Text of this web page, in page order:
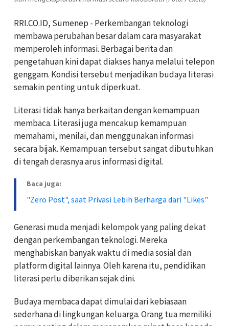
RRI.CO.ID, Sumenep - Perkembangan teknologi
membawa perubahan besar dalam cara masyarakat
memperoleh informasi. Berbagai berita dan
pengetahuan kini dapat diakses hanya melalui telepon
genggam. Kondisi tersebut menjadikan budaya literasi
semakin penting untuk diperkuat.
Literasi tidak hanya berkaitan dengan kemampuan
membaca. Literasi juga mencakup kemampuan
memahami, menilai, dan menggunakan informasi
secara bijak. Kemampuan tersebut sangat dibutuhkan
di tengah derasnya arus informasi digital.
Baca juga:
"Zero Post", saat Privasi Lebih Berharga dari "Likes"
Generasi muda menjadi kelompok yang paling dekat
dengan perkembangan teknologi. Mereka
menghabiskan banyak waktu di media sosial dan
platform digital lainnya. Oleh karena itu, pendidikan
literasi perlu diberikan sejak dini.
Budaya membaca dapat dimulai dari kebiasaan
sederhana di lingkungan keluarga. Orang tua memiliki